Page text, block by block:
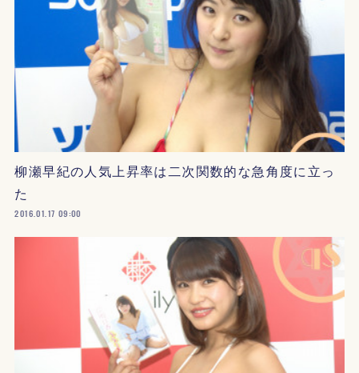
柳瀬早紀の人気上昇率は二次関数的な急角度に立っ
た
2016.01.17 09:00